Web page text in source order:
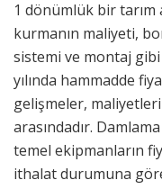
1 dönümlük bir
kurmanın maliyeti,
sistemi ve montaj
yılında hammadde
gelişmeler,
arasındadır.
temel ekipmanların
ithalat durumuna